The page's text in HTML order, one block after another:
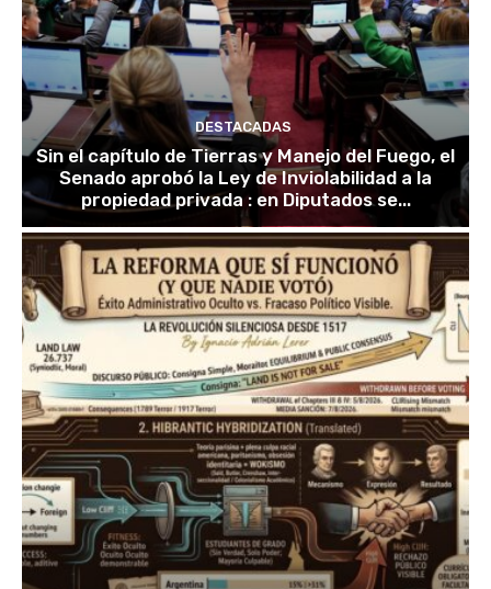
DESTACADAS
Sin el capítulo de Tierras y Manejo del Fuego, el
Senado aprobó la Ley de Inviolabilidad a la
propiedad privada : en Diputados se...